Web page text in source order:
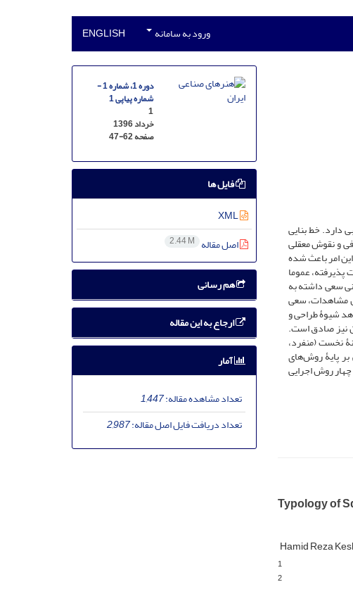
ورود به سامانه ENGLISH
دارد. خط بنایی
و نقوش معقلی
امر باعث شده
عموما
سعی داشته به
مشاهدات، سعی
شیوۀ طراحی و
نیز صادق است.
نخست (منفرد،
پایۀ روش‌های
روش اجرایی
Typology of
Hamid Reza
1
2
دوره 1، شماره 1 -
شماره پیاپی 1
1
خرداد 1396
صفحه47-62
فایل ها
XML
اصل مقاله 2.44 M
هم رسانی
ارجاع به این مقاله
آمار
تعداد مشاهده مقاله:1,447
تعداد دریافت فایل اصل مقاله:2,987